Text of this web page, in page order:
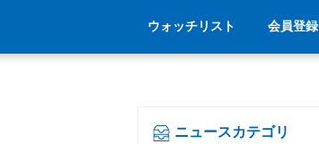
ウォッチリスト 会員登録
ニュースカテゴリ